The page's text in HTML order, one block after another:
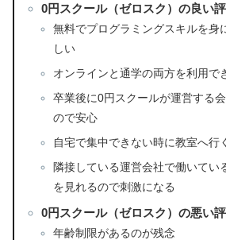
0円スクール（ゼロスク）の良い
無料でプログラミングスキルを身
しい
オンラインと通学の両方を利用で
卒業後に0円スクールが運営する
ので安心
自宅で集中できない時に教室へ行
隣接している運営会社で働いてい
を見れるので刺激になる
0円スクール（ゼロスク）の悪い
年齢制限があるのが残念